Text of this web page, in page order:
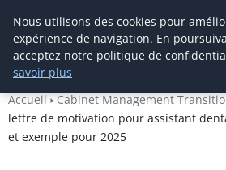
Cabinet De
Management De
Transition
Accueil
Cabinet Management
lettre de motivation pour assistant
et exemple pour 2025
Nous utilisons des cookies pour
expérience de navigation. En
acceptez notre politique de
savoir plus